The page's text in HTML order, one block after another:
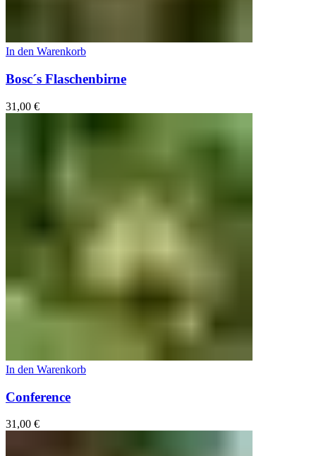
In den Warenkorb
Bosc´s Flaschenbirne
31,00 €
In den Warenkorb
Conference
31,00 €